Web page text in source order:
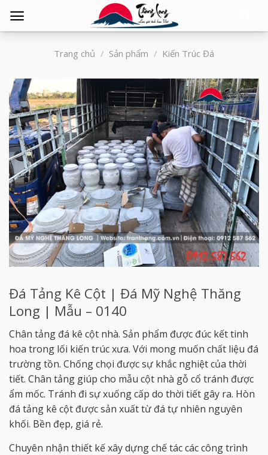
Trang chủ / Sản phẩm / Kiến Trúc Đá
Đá Tảng Kê Cột | Đá Mỹ Nghệ Thăng
Long | Mẫu – 0140
Chân tảng đá kê cột nhà. Sản phẩm được đúc kết tinh
hoa trong lối kiến trúc xưa. Với mong muốn chất liệu đá
trường tồn. Chống chọi được sự khắc nghiệt của thời
tiết. Chân tảng giúp cho mẫu cột nhà gỗ cổ tránh được
ẩm mốc. Tránh đi sự xuống cấp do thời tiết gây ra. Hòn
đá tảng kê cột được sản xuất từ đá tự nhiên nguyên
khối. Bền đẹp, giá rẻ.
Chuyên nhận thiết kế xây dựng chế tác các công trình